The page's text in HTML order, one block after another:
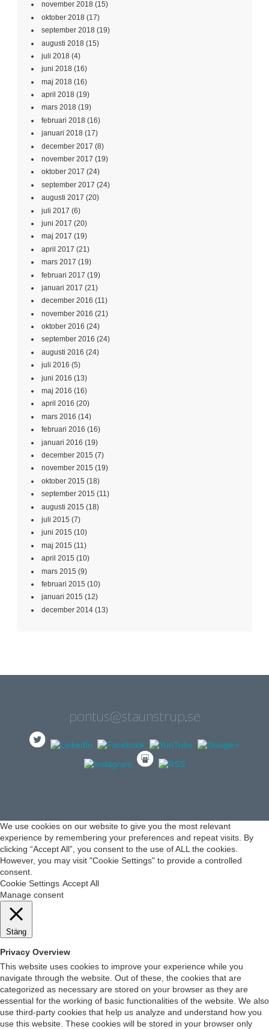
november 2018 (15)
oktober 2018 (17)
september 2018 (19)
augusti 2018 (15)
juli 2018 (4)
juni 2018 (16)
maj 2018 (16)
april 2018 (19)
mars 2018 (19)
februari 2018 (16)
januari 2018 (17)
december 2017 (8)
november 2017 (19)
oktober 2017 (24)
september 2017 (24)
augusti 2017 (20)
juli 2017 (6)
juni 2017 (20)
maj 2017 (19)
april 2017 (21)
mars 2017 (19)
februari 2017 (19)
januari 2017 (21)
december 2016 (11)
november 2016 (21)
oktober 2016 (24)
september 2016 (24)
augusti 2016 (24)
juli 2016 (5)
juni 2016 (13)
maj 2016 (16)
april 2016 (20)
mars 2016 (14)
februari 2016 (16)
januari 2016 (19)
december 2015 (7)
november 2015 (19)
oktober 2015 (18)
september 2015 (11)
augusti 2015 (18)
juli 2015 (7)
juni 2015 (10)
maj 2015 (11)
april 2015 (10)
mars 2015 (9)
februari 2015 (10)
januari 2015 (12)
december 2014 (13)
pontus@staunstrup.se
We use cookies on our website to give you the most relevant
experience by remembering your preferences and repeat visits. By
clicking “Accept All”, you consent to the use of ALL the cookies.
However, you may visit "Cookie Settings" to provide a controlled
consent.
Cookie Settings Accept All
Manage consent
Stäng
Privacy Overview
This website uses cookies to improve your experience while you
navigate through the website. Out of these, the cookies that are
categorized as necessary are stored on your browser as they are
essential for the working of basic functionalities of the website. We also
use third-party cookies that help us analyze and understand how you
use this website. These cookies will be stored in your browser only